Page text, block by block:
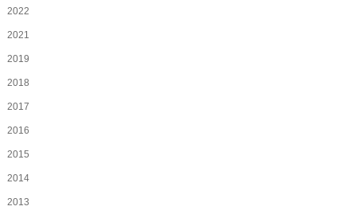
2022
2021
2019
2018
2017
2016
2015
2014
2013